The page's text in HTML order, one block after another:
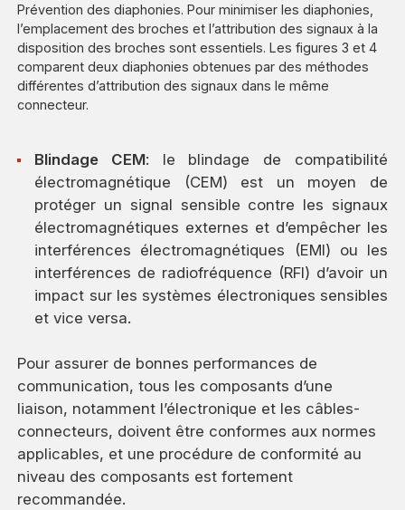
Prévention des diaphonies. Pour minimiser les diaphonies,
l’emplacement des broches et l’attribution des signaux à la
disposition des broches sont essentiels. Les figures 3 et 4
comparent deux diaphonies obtenues par des méthodes
différentes d’attribution des signaux dans le même
connecteur.
Blindage CEM: le blindage de compatibilité
électromagnétique (CEM) est un moyen de
protéger un signal sensible contre les signaux
électromagnétiques externes et d’empêcher les
interférences électromagnétiques (EMI) ou les
interférences de radiofréquence (RFI) d’avoir un
impact sur les systèmes électroniques sensibles
et vice versa.
Pour assurer de bonnes performances de
communication, tous les composants d’une
liaison, notamment l’électronique et les câbles-
connecteurs, doivent être conformes aux normes
applicables, et une procédure de conformité au
niveau des composants est fortement
recommandée.